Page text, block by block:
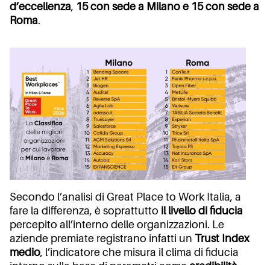
d’eccellenza, 15 con sede a Milano e 15 con sede a
Roma.
Secondo l’analisi di Great Place to Work Italia, a
fare la differenza, è soprattutto il livello di fiducia
percepito all’interno delle organizzazioni. Le
aziende premiate registrano infatti un Trust Index
medio, l’indicatore che misura il clima di fiducia